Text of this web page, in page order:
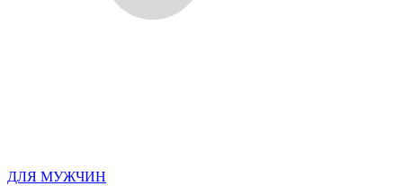
ДЛЯ МУЖЧИН